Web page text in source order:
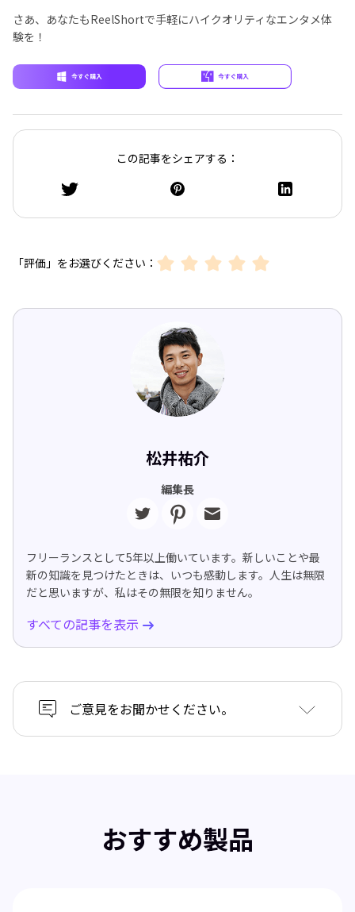
さあ、あなたもReelShortで手軽にハイクオリティなエンタメ体
験を！
この記事をシェアする：
「評価」をお選びください：
松井祐介
編集長
フリーランスとして5年以上働いています。新しいことや最
新の知識を見つけたときは、いつも感動します。人生は無限
だと思いますが、私はその無限を知りません。
すべての記事を表示
ご意見をお聞かせください。
おすすめ製品